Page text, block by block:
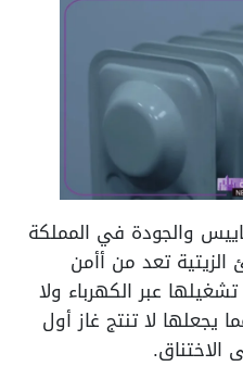
والجودة في المملكة
الزيتية تعد من أأمن
عبر الكهرباء ولا
يجعلها لا تنتج غاز أول
الاختناق.